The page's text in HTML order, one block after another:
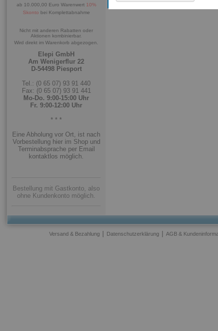
ab 10.000,00 Euro Warenwert 10%
Skonto bei Komplettabnahme
Nicht mit anderen Rabatten oder
Aktionen kombinierbar.
Wird direkt im Warenkorb abgezogen.
Elepi GmbH
Am Wenigerflur 22
D-54498 Piesport
Tel.: (0 65 07) 93 91 440
Fax: (0 65 07) 93 91 441
Mo-Do. 9:00-15:00 Uhr
Fr. 9:00-12:00 Uhr
* * *
Eine Abholung vor Ort, ist nach
Vorbestellung hier im Shop und
Terminabsprache per Email
kontaktlos möglich.
Bestellung mit Gastkonto, also
ohne Kundenkonto möglich.
Versand & Bezahlung | Datenschutzerklärung | AGB &